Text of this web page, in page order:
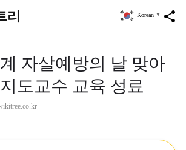
리 share
Korean ▼
자살예방의 날 맞아
도교수 교육 성료